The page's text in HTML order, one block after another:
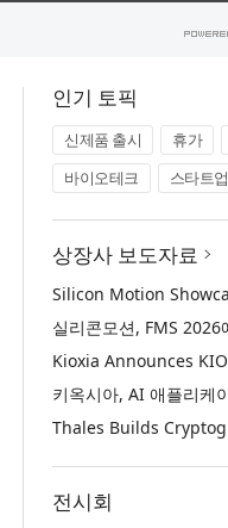
인기 토픽
신제품 출시 휴가
바이오테크
스타트업
상장사 보도자료
전시회